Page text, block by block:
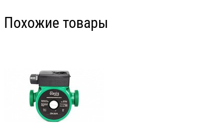
Похожие товары